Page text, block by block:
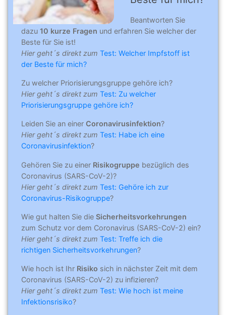
Beantworten Sie
dazu 10 kurze Fragen und erfahren Sie welcher der
Beste für Sie ist!
Hier geht´s direkt zum Test: Welcher Impfstoff ist
der Beste für mich?
Zu welcher Priorisierungsgruppe gehöre ich?
Hier geht´s direkt zum Test: Zu welcher
Priorisierungsgruppe gehöre ich?
Leiden Sie an einer Coronavirusinfektion?
Hier geht´s direkt zum Test: Habe ich eine
Coronavirusinfektion?
Gehören Sie zu einer Risikogruppe bezüglich des
Coronavirus (SARS-CoV-2)?
Hier geht´s direkt zum Test: Gehöre ich zur
Coronavirus-Risikogruppe?
Wie gut halten Sie die Sicherheitsvorkehrungen
zum Schutz vor dem Coronavirus (SARS-CoV-2) ein?
Hier geht´s direkt zum Test: Treffe ich die
richtigen Sicherheitsvorkehrungen?
Wie hoch ist Ihr Risiko sich in nächster Zeit mit dem
Coronavirus (SARS-CoV-2) zu infizieren?
Hier geht´s direkt zum Test: Wie hoch ist meine
Infektionsrisiko?